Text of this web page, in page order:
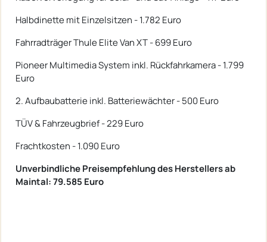
Halbdinette mit Einzelsitzen - 1.782 Euro
Fahrradträger Thule Elite Van XT - 699 Euro
Pioneer Multimedia System inkl. Rückfahrkamera - 1.799
Euro
2. Aufbaubatterie inkl. Batteriewächter - 500 Euro
TÜV & Fahrzeugbrief - 229 Euro
Frachtkosten - 1.090 Euro
Unverbindliche Preisempfehlung des Herstellers ab
Maintal: 79.585 Euro